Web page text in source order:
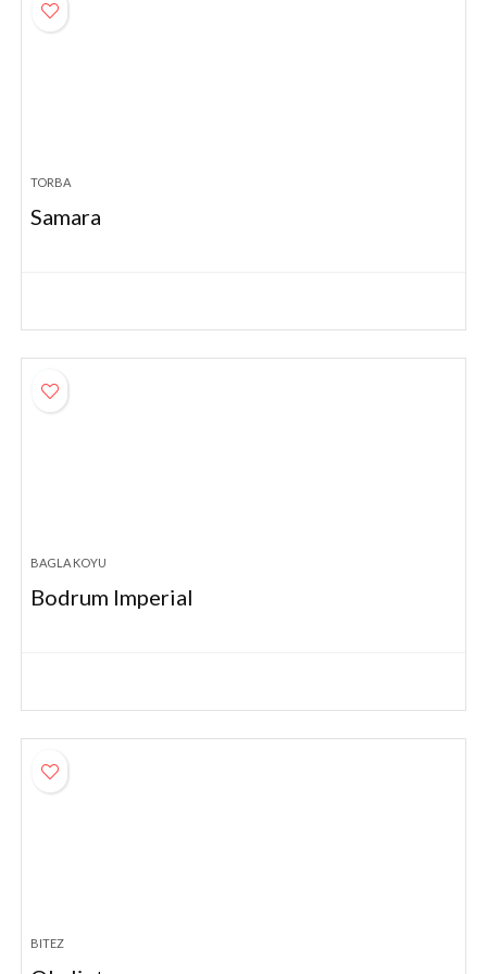
TORBA
Samara
BAGLA KOYU
Bodrum Imperial
BITEZ